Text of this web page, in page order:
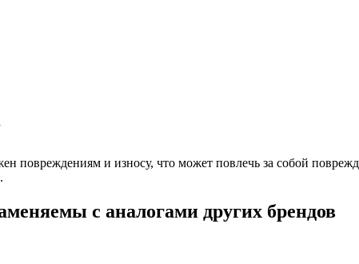
повреждениям и износу, что может повлечь за собой
с аналогами других брендов